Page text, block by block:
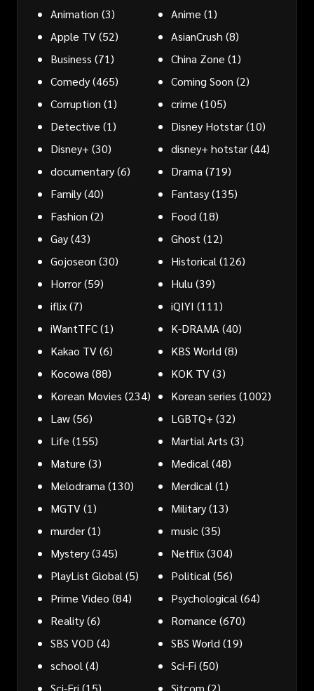
Animation (3) Anime (1)
Apple TV(52) AsianCrush (8)
Business (71) China Zone (1)
Comedy(465) Coming Soon (2)
Corruption (1) crime (105)
Detective (1) Disney Hotstar(10)
Disney+ (30) disney+ hotstar(44)
documentary(6) Drama (719)
Family(40) Fantasy(135)
Fashion (2) Food (18)
Gay(43) Ghost (12)
Gojoseon (30) Historical (126)
Horror(59) Hulu (39)
iflix(7) iQIYI (111)
iWantTFC(1) K-DRAMA (40)
Kakao TV(6) KBS World (8)
Kocowa (88) KOK TV(3)
Korean Movies (234) Korean series (1002)
Law(56) LGBTQ+ (32)
Life (155) Martial Arts (3)
Mature (3) Medical (48)
Melodrama (130) Merdical (1)
MGTV(1) Military(13)
murder(1) music(35)
Mystery(345) Netflix(304)
PlayList Global (5) Political (56)
Prime Video (84) Psychological (64)
Reality(6) Romance (670)
SBS VOD (4) SBS World (19)
school (4) Sci-Fi (50)
Sci-Fri (15) Sitcom (2)